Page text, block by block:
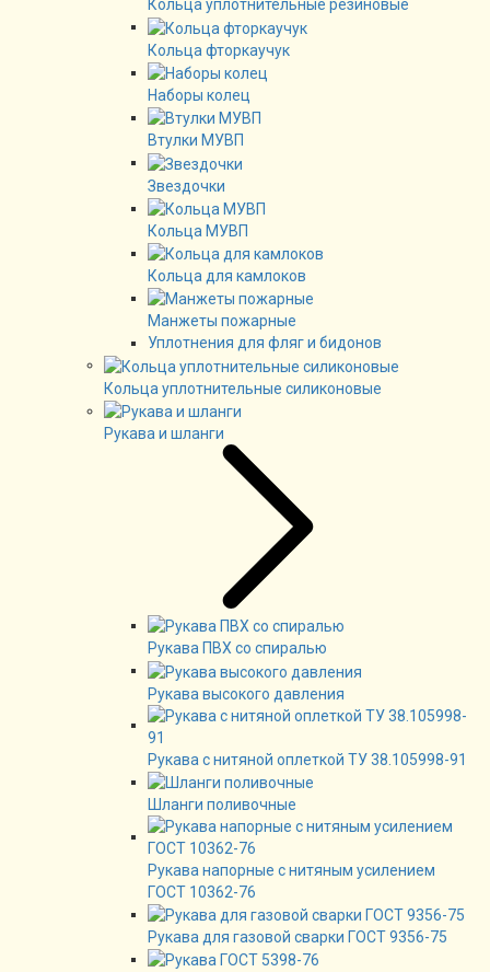
Кольца уплотнительные резиновые
Кольца фторкаучук
Наборы колец
Втулки МУВП
Звездочки
Кольца МУВП
Кольца для камлоков
Манжеты пожарные
Уплотнения для фляг и бидонов
Кольца уплотнительные силиконовые
Рукава и шланги
Рукава ПВХ со спиралью
Рукава высокого давления
Рукава с нитяной оплеткой ТУ 38.105998-91
Шланги поливочные
Рукава напорные с нитяным усилением
ГОСТ 10362-76
Рукава для газовой сварки ГОСТ 9356-75